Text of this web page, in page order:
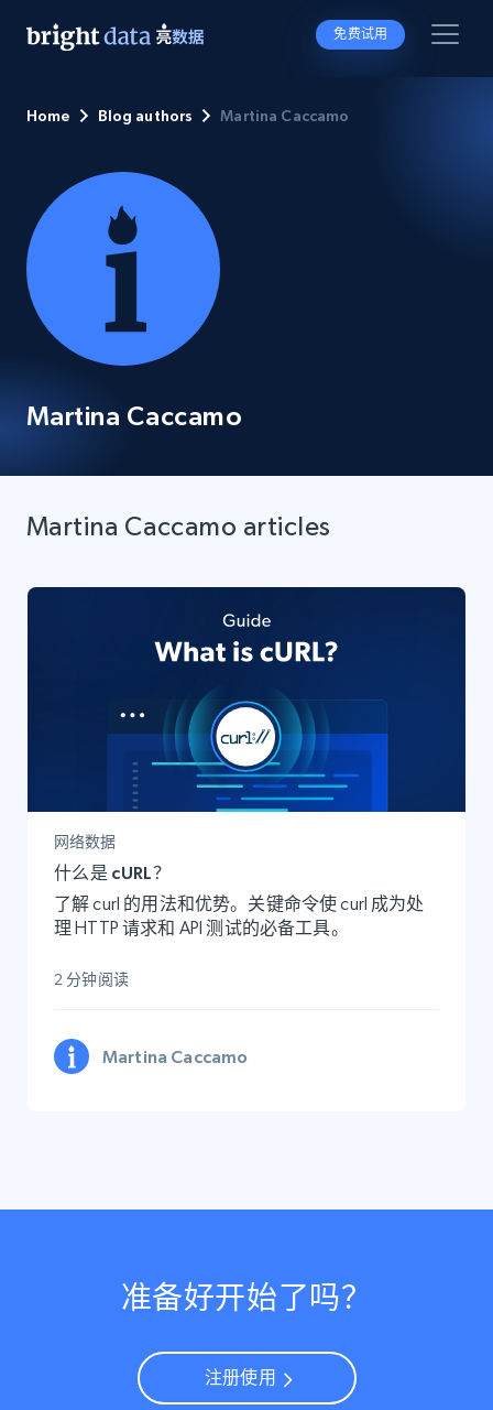
免费试用
Home Blog authors Martina Caccamo
Martina Caccamo
Martina Caccamo articles
网络数据
什么是 cURL？
了解 curl 的用法和优势。关键命令使 curl 成为处
理 HTTP 请求和 API 测试的必备工具。
2 分钟阅读
Martina Caccamo
准备好开始了吗？
注册使用